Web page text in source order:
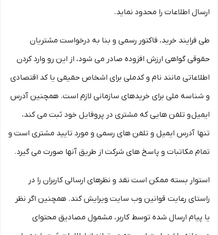
ارسال اطلاعات را محدود نماید.
طی فرایند خرید، فاکتور رسمی و بنا به درخواست مشتریان
حقوقی گواهی ارزش افزوده صادر می شود، از این رو وارد کردن
اطلاعاتی مانند نام و کدملی برای اشخاص حقیقی یا کد اقتصادی
و شناسه ملی برای خریدهای سازمانی لازم است. همچنین آدرس
ایمیل و تلفن هایی که مشتری در پروفایل خود ثبت می­ کند،
تنها آدرس ایمیل و تلفن­ های رسمی و مورد تایید مشتری است و
تمام مکاتبات و پاسخ های شرکت از طریق آنها صورت می گیرد.
استوار بسته ممکن است نقد و نظرهای ارسالی کاربران را در
راستای رعایت قوانین وب سایت ویرایش کند. همچنین اگر نظر
یا پیام ارسال شده توسط کاربر، مشمول مصادیق محتوای